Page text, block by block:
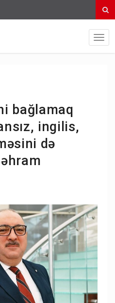
bağlamaq
ingilis,
də